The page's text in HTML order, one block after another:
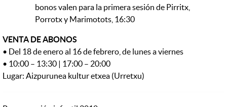
bonos valen para la primera sesión de Pirritx,
Porrotx y Marimotots, 16:30
VENTA DE ABONOS
• Del 18 de enero al 16 de febrero, de lunes a viernes
• 10:00 – 13:30 | 17:00 – 20:00
Lugar: Aizpurunea kultur etxea (Urretxu)